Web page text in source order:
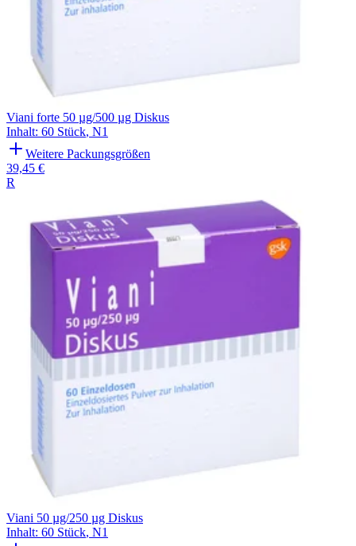
Viani forte 50 µg/500 µg Diskus
Inhalt: 60 Stück, N1
Weitere Packungsgrößen
39,45 €
R
Viani 50 µg/250 µg Diskus
Inhalt: 60 Stück, N1